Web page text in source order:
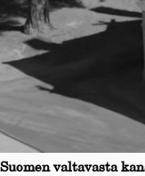
Suomen valtavasta